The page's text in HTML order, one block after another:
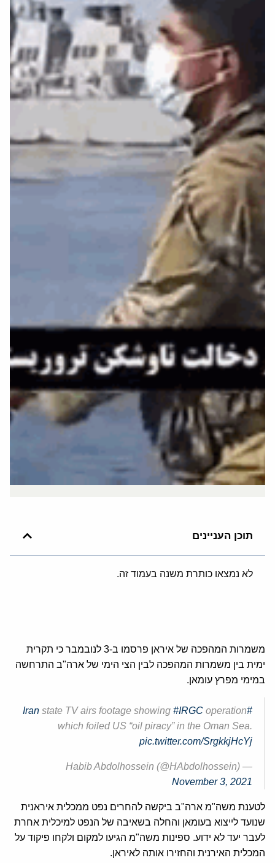
תוכן העניינים
לא נמצאו כותרת משנה בעמוד זה.
משמרות המהפכה של איראן פרסמו ב-3 לנובמבר כי תקרית
ימית בין משמרות המהפכה לבין הצי הימי של ארה"ב התרחשה
במימי מפרץ עומאן.
#Iran
state TV airs footage showing #IRGC operation
which foiled US “oil piracy” in the Oman Sea.
pic.twitter.com/SrgkkjHcYj
— Habib Abdolhossein (@HAbdolhossein)
November 3, 2021
לטענת משה"מ ארה"ב ביקשה להחרים נפט ממכלית איראנית
שנועד לייצוא בעומאן והחלה בשאיבה של הנפט למיכלית אחרת
לעבר יעד לא ידוע. ספינות משה"מ הגיעו למקום ולקחו פיקוד על
המכלית האירנית והחזירו אותה לאיראן.